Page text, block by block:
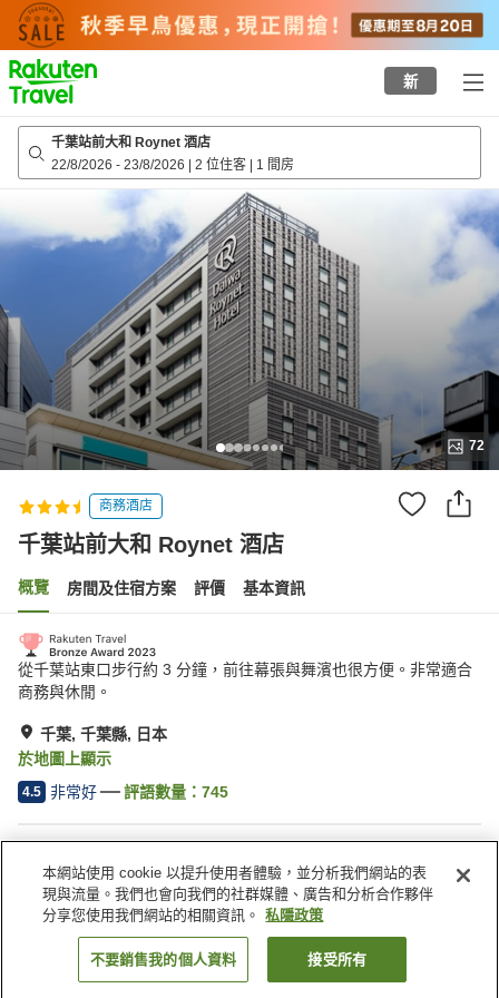
to
top
page
新
千葉站前大和 Roynet 酒店
22/8/2026 - 23/8/2026 | 2 位住客 | 1 間房
72
商務酒店
千葉站前大和 Roynet 酒店
概覽 房間及住宿方案 評價 基本資訊
從千葉站東口步行約 3 分鐘，前往幕張與舞濱也很方便。非常適合
商務與休閒。
千葉, 千葉縣, 日本
於地圖上顯示
4.5 非常好 評語數量： 745
Wi-Fi
停車場
步行 5 分鐘可到車站
餐廳
日本 千葉縣 千葉 千葉站前大和 Roynet 酒店
找客房
本網站使用 cookie 以提升使用者體驗，並分析我們網站的表
現與流量。我們也會向我們的社群媒體、廣告和分析合作夥伴
分享您使用我們網站的相關資訊。
私隱政策
不要銷售我的個人資料 接受所有